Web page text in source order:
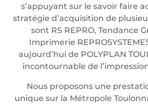
s’appuyant sur le savoir faire
stratégie d’acquisition de
sont RS REPRO, Tendance
Imprimerie
aujourd’hui de POLYPLAN
incontournable de
Nous proposons une
unique sur la Métropole